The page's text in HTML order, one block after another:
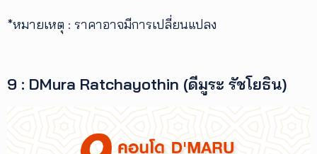
*หมายเหตุ : ราคาอาจมีการเปลี่ยนแปลง
9 : DMura Ratchayothin (ดีมูระ รัชโยธิน)